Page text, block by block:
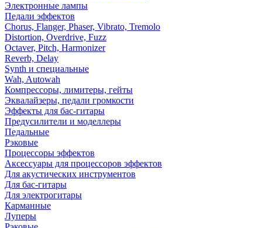
Электронные лампы
Педали эффектов
Chorus, Flanger, Phaser, Vibrato, Tremolo
Distortion, Overdrive, Fuzz
Octaver, Pitch, Harmonizer
Reverb, Delay
Synth и специальные
Wah, Autowah
Компрессоры, лимитеры, гейты
Эквалайзеры, педали громкости
Эффекты для бас-гитары
Предусилители и моделлеры
Педальные
Рэковые
Процессоры эффектов
Аксессуары для процессоров эффектов
Для акустических инструментов
Для бас-гитары
Для электрогитары
Карманные
Луперы